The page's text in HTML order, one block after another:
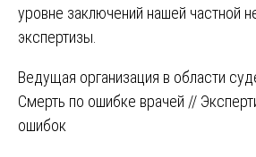
уровне заключений нашей частной
экспертизы.
Навигация
по
Ведущая организация в области
Смерть по ошибке врачей //
ошибок